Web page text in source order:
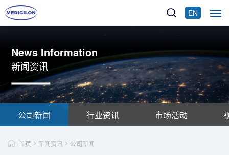
EN
News Information
新闻资讯
公司新闻 行业资讯 市场活动
首页 新闻资讯 公司新闻